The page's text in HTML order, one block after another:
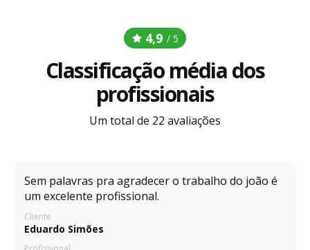
4,9 / 5
Classificação média dos
profissionais
Um total de 22 avaliações
Sem palavras pra agradecer o trabalho do joão é
um excelente profissional.
Cliente
Eduardo Simões